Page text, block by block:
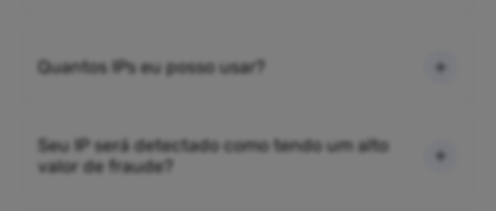
Quantos IPs eu posso usar?
Seu IP será detectado como tendo um alto
valor de fraude?